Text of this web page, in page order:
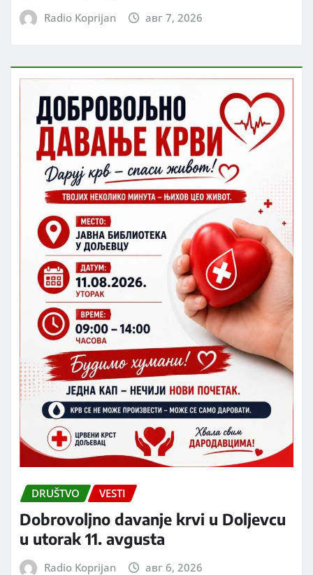
Radio Koprijan авг 7, 2026
DRUŠTVO VESTI
Dobrovoljno davanje krvi u Doljevcu
u utorak 11. avgusta
Radio Koprijan авг 6, 2026